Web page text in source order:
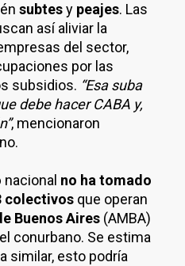
subtesy peajes. Las
así aliviar la
del sector,
por las
subsidios. “Esa suba
debe hacer CABA y,
, mencionaron
nacional no ha tomado
colectivos que operan
Buenos Aires (AMBA)
conurbano. Se estima
similar, esto podría